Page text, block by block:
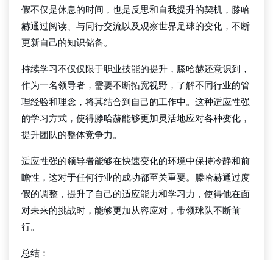
假不仅是休息的时间，也是反思和自我提升的契机，滕哈
赫通过阅读、与同行交流以及观察世界足球的变化，不断
更新自己的知识储备。
持续学习不仅仅限于职业技能的提升，滕哈赫还意识到，
作为一名领导者，需要不断拓宽视野，了解不同行业的管
理经验和理念，将其结合到自己的工作中。这种适应性强
的学习方式，使得滕哈赫能够更加灵活地应对各种变化，
提升团队的整体竞争力。
适应性强的领导者能够在快速变化的环境中保持冷静和前
瞻性，这对于任何行业的成功都至关重要。滕哈赫通过度
假的调整，提升了自己的适应能力和学习力，使得他在面
对未来的挑战时，能够更加从容应对，带领球队不断前
行。
总结：